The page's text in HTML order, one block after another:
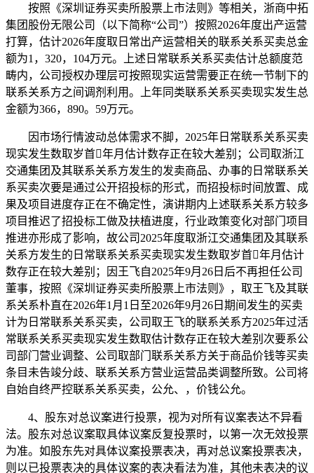
按照《深圳证券买卖所股票上市法则》等相关，浙商中拓
集团股份无限公司（以下简称“公司”）按照2026年度出产运营
打算，估计2026年度取日常出产运营相关的联系关系买卖总金
额为1，320，104万元。上述日常联系关系买卖估计总额度范
畴内，公司授权办理层可按照现实运营需要正在统一节制下的
联系关系方之间调剂利用。上年同类联系关系买卖现实发生总
金额为366，890。59万元。
因市场行情波动总体需求不脚，2025年日常联系关系买卖
现实发生数取岁首年月估计数存正在较大差别；公司取浙江
交通集团及其联系关系方发生的发卖商品、办事的日常联系关
系买卖次要是通过公开招投标的形式，而招投标时间放置、成
果及项目进度存正在不确定性，演讲期内上述联系关系方较多
项目推迟了招投标工做及扶植进度，行业政策变化对部门项目
推进亦形成了影响，故公司2025年度取浙江交通集团及其联系
关系方发生的日常联系关系买卖现实发生数取岁首年月估计
数存正在较大差别；因王飞自2025年9月26日后不再担任公司
董事，按照《深圳证券买卖所股票上市法则》，取王飞及其联
系关系朴直在2026年1月1日至2026年9月26日期间发生的买卖
计为日常联系关系买卖，公司取王飞的联系关系方2025年过活
常联系关系买卖现实发生数取估计数存正在较大差别次要系公
司部门营业调整、公司取部门联系关系方关于商品价钱等买卖
条目未告竣分歧、联系关系方营业运营品类调整所致。公司将
自始自终严控联系关系买卖，公允、，价钱公允。
4、股东对总议案进行投票，视为对所有议案表达不异看
法。股东对总议案取具体议案反复投票时，以第一次无效投票
为准。如股东先对具体议案投票表决，再对总议案投票表决，
则以已投票表决的具体议案的表决看法为准，其他未表决的议